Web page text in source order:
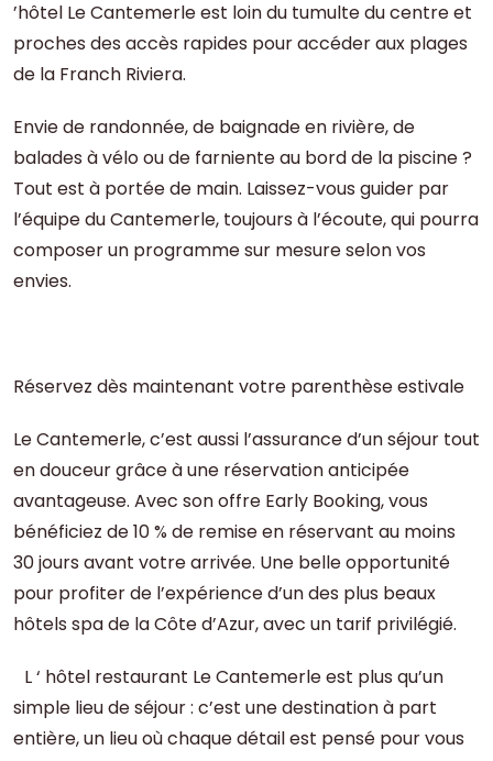
’hôtel Le Cantemerle est loin du tumulte du centre et
proches des accès rapides pour accéder aux plages
de la Franch Riviera.
Envie de randonnée, de baignade en rivière, de
balades à vélo ou de farniente au bord de la piscine ?
Tout est à portée de main. Laissez-vous guider par
l’équipe du Cantemerle, toujours à l’écoute, qui pourra
composer un programme sur mesure selon vos
envies.
Réservez dès maintenant votre parenthèse estivale
Le Cantemerle, c’est aussi l’assurance d’un séjour tout
en douceur grâce à une réservation anticipée
avantageuse. Avec son offre Early Booking, vous
bénéficiez de 10 % de remise en réservant au moins
30 jours avant votre arrivée. Une belle opportunité
pour profiter de l’expérience d’un des plus beaux
hôtels spa de la Côte d’Azur, avec un tarif privilégié.
L ‘ hôtel restaurant Le Cantemerle est plus qu’un
simple lieu de séjour : c’est une destination à part
entière, un lieu où chaque détail est pensé pour vous